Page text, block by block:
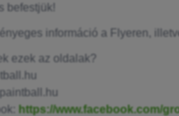
befestjük!
információ a Flyeren,
ezek az oldalak?
https://www.facebook.com/